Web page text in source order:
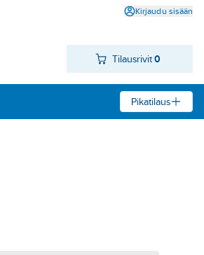
Kirjaudu sisään
Tilausrivit0
Pikatilaus